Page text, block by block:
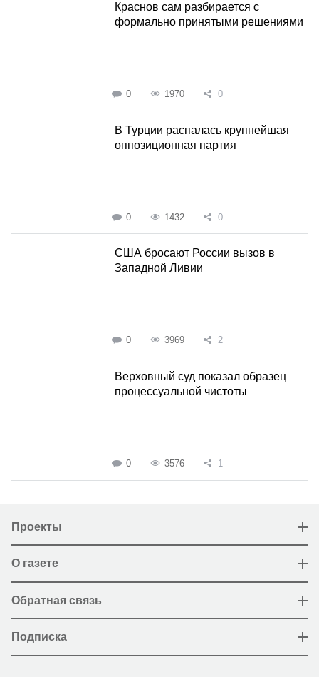
Краснов сам разбирается с
формально принятыми решениями
0 1970 0
В Турции распалась крупнейшая
оппозиционная партия
0 1432 0
США бросают России вызов в
Западной Ливии
0 3969 2
Верховный суд показал образец
процессуальной чистоты
0 3576 1
Проекты
О газете
Обратная связь
Подписка